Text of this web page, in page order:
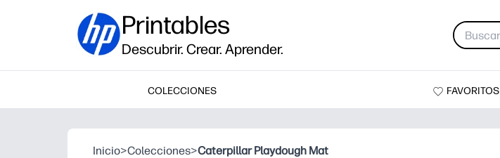
Printables
Descubrir. Crear. Aprender.
COLECCIONES FAVORITOS
Inicio>Colecciones>Caterpillar Playdough Mat